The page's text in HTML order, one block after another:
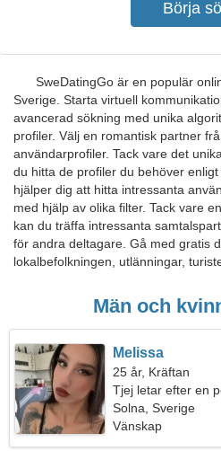
SweDatingGo är en populär
Sverige. Starta virtuell
avancerad sökning med unika
profiler. Välj en romantisk partner
användarprofiler. Tack vare det
du hitta de profiler du behöver
hjälper dig att hitta intressanta
med hjälp av olika filter. Tack vare
kan du träffa intressanta
för andra deltagare. Gå med gratis
lokalbefolkningen, utlänningar,
Män och
Melissa
25 år, Kräftan
Tjej letar efter en
Solna, Sverige
Vänskap